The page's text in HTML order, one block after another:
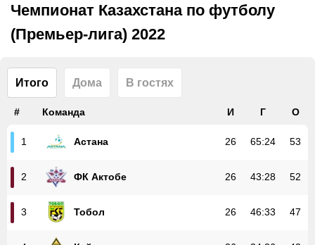
Чемпионат Казахстана по футболу
(Премьер-лига) 2022
Итого Дома В гостях
# Команда И Г О
1 Астана 26 65:24 53
2 ФК Актобе 26 43:28 52
3 Тобол 26 46:33 47